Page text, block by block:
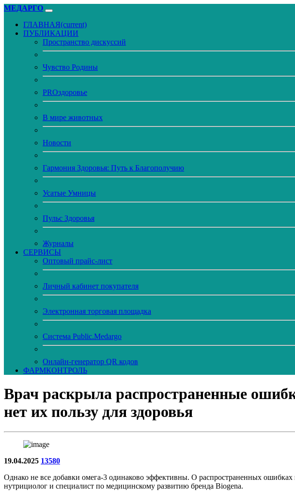
МЕДАРГО
ГЛАВНАЯ(current)
ПУБЛИКАЦИИ
Пространство дискуссий
Чувство Родины
PROздоровье
В мире животных
Новости
Гармония Здоровья: Путь к Благополучию
Усатые Умницы
Пульс Здоровья
Журналы
CЕРВИСЫ
Оптовый прайс-лист
Личный кабинет покупателя
Электронная торговая площадка
Система Public.Medargo
Онлайн-генератор QR кодов
ФАРМКОНТРОЛЬ
Врач раскрыла распространенные
нет их пользу для здоровья
19.04.2025 13580
Однако не все добавки омега-3 одинаково эффективны. О распространенных
нутрициолог и специалист по медицинскому развитию бренда Biogena.